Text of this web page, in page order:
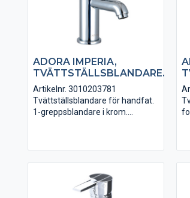
ADORA IMPERIA,
TVÄTTSTÄLLSBLANDARE.
Artikelnr. 3010203781
Tvättställsblandare för handfat.
1-greppsblandare i krom.